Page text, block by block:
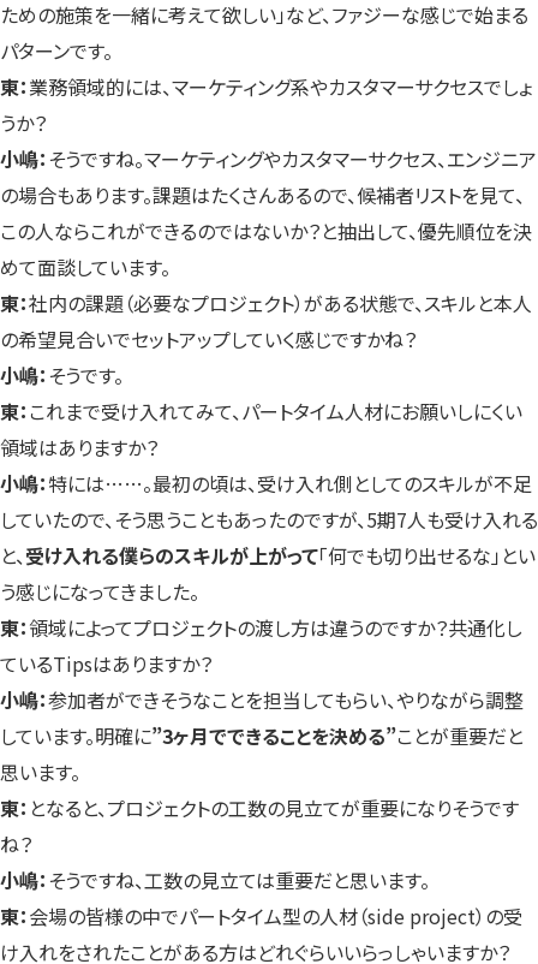
ための施策を一緒に考えて欲しい」など、ファジーな感じで始まる
パターンです。
東：業務領域的には、マーケティング系やカスタマーサクセスでしょ
うか？
小嶋： そうですね。マーケティングやカスタマーサクセス、エンジニア
の場合もあります。課題はたくさんあるので、候補者リストを見て、
この人ならこれができるのではないか？と抽出して、優先順位を決
めて面談しています。
東：社内の課題（必要なプロジェクト）がある状態で、スキルと本人
の希望見合いでセットアップしていく感じですかね？
小嶋： そうです。
東： これまで受け入れてみて、パートタイム人材にお願いしにくい
領域はありますか？
小嶋：特には……。最初の頃は、受け入れ側としてのスキルが不足
していたので、そう思うこともあったのですが、5期7人も受け入れる
と、受け入れる僕らのスキルが上がって「何でも切り出せるな」とい
う感じになってきました。
東：領域によってプロジェクトの渡し方は違うのですか？共通化し
ているTipsはありますか？
小嶋：参加者ができそうなことを担当してもらい、やりながら調整
しています。明確に”3ヶ月でできることを決める”ことが重要だと
思います。
東： となると、プロジェクトの工数の見立てが重要になりそうです
ね？
小嶋： そうですね、工数の見立ては重要だと思います。
東：会場の皆様の中でパートタイム型の人材（side project）の受
け入れをされたことがある方はどれぐらいいらっしゃいますか？